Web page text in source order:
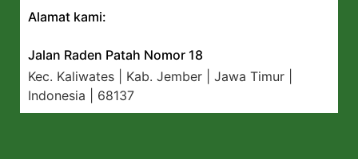
Alamat kami:
Jalan Raden Patah Nomor 18
Kec. Kaliwates | Kab. Jember | Jawa Timur |
Indonesia | 68137